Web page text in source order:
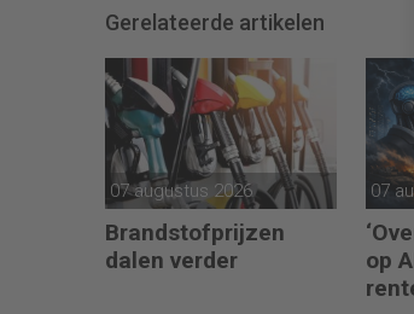
Gerelateerde artikelen
07 augustus 2026
Brandstofprijzen
dalen verder
07
op